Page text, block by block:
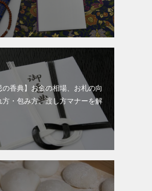
の香典】お金の相場、お札の向
方・包み方、渡し方マナーを解